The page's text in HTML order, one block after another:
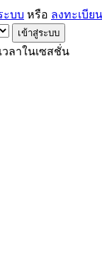
ะบบ หรือ ลงทะเบียน
วลาในเซสชั่น